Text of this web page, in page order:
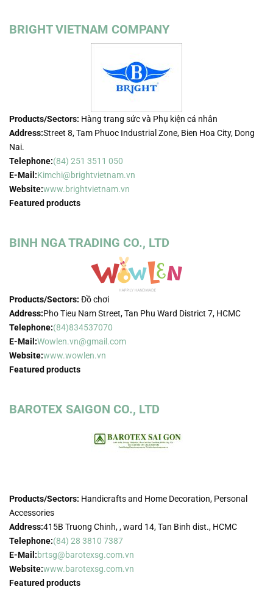
BRIGHT VIETNAM COMPANY
Products/Sectors: Hàng trang sức và Phụ kiện cá nhân
Address:Street 8, Tam Phuoc Industrial Zone, Bien Hoa City, Dong
Nai.
Telephone:(84) 251 3511 050
E-Mail:Kimchi@brightvietnam.vn
Website:www.brightvietnam.vn
Featured products
BINH NGA TRADING CO., LTD
Products/Sectors: Đồ chơi
Address:Pho Tieu Nam Street, Tan Phu Ward District 7, HCMC
Telephone:(84)834537070
E-Mail:Wowlen.vn@gmail.com
Website:www.wowlen.vn
Featured products
BAROTEX SAIGON CO., LTD
Products/Sectors: Handicrafts and Home Decoration, Personal
Accessories
Address:415B Truong Chinh, , ward 14, Tan Binh dist., HCMC
Telephone:(84) 28 3810 7387
E-Mail:brtsg@barotexsg.com.vn
Website:www.barotexsg.com.vn
Featured products